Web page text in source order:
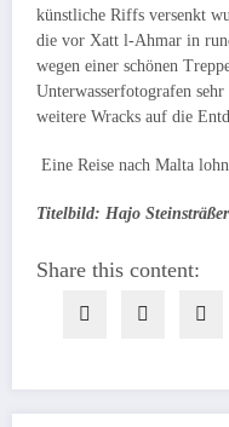
künstliche Riffs versenkt
die vor Xatt l-Ahmar in
wegen einer schönen
Unterwasserfotografen
weitere Wracks auf die
Eine Reise nach Malta
Titelbild: Hajo
Share this content: